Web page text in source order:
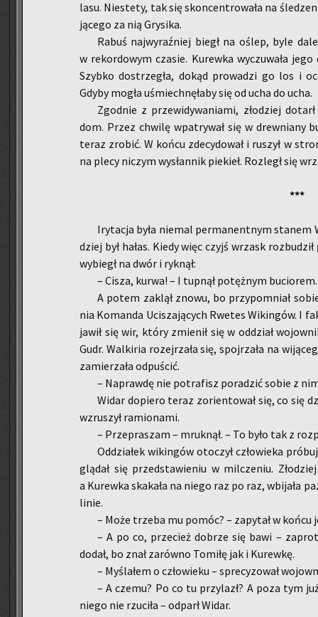
lasu. Nie­ste­ty, tak się skon­cen­tro­wa­ła na
ją­ce­go za nią Gry­si­ka.
Rabuś naj­wy­raź­niej biegł na oślep, byle
w re­kor­do­wym cza­sie. Ku­rew­ka wy­czu­wa­ła
Szyb­ko do­strze­gła, dokąd pro­wa­dzi go los i
Gdyby mogła uśmiech­nę­ła­by się od ucha do ucha.
Zgod­nie z prze­wi­dy­wa­nia­mi, zło­dziej
dom. Przez chwi­lę wpa­try­wał się w drew­nia­ny
teraz zro­bić. W końcu zde­cy­do­wał i ru­szył w
na plecy ni­czym wy­słan­nik pie­kieł. Roz­legł się
***
Iry­ta­cja była nie­mal per­ma­nent­nym sta­nem
dziej był hałas. Kiedy więc czyjś wrzask
wy­biegł na dwór i ryk­nął:
– Cisza, kurwa! – I tup­nął po­tęż­nym bu­cio­rem.
A potem za­klął znowu, bo przy­po­mniał
nia Ko­man­da Uci­sza­ją­cych Rwe­tes Wi­kin­gów. I
ja­wił się wir, który zmie­nił się w od­dział
Gudr. Wal­ki­ria ro­zej­rza­ła się, spoj­rza­ła na
za­mie­rza­ła od­pu­ścić.
– Na­praw­dę nie po­tra­fisz po­ra­dzić sobie z
Widar do­pie­ro teraz zo­rien­to­wał się, co się
wzru­szył ra­mio­na­mi.
– Prze­pra­szam – mruk­nął. – To było tak z
Od­dzia­łek wi­kin­gów oto­czył czło­wie­ka
glą­dał się przed­sta­wie­niu w mil­cze­niu.
a Ku­rew­ka ska­ka­ła na niego raz po raz, wbi­ja­ła
linie.
– Może trze­ba mu pomóc? – za­py­tał w końcu
– A po co, prze­cież do­brze się bawi –
dodał, bo znał za­rów­no To­mi­łę jak i Ku­rew­kę.
– My­śla­łem o czło­wie­ku – spre­cy­zo­wał
– A czemu? Po co tu przy­lazł? A poza tym
niego nie rzu­ci­ła – od­parł Widar.